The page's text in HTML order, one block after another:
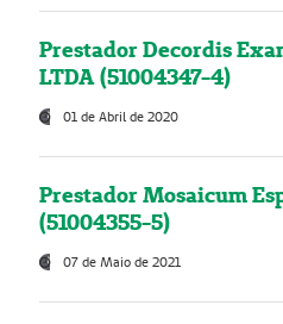
Prestador Decordis
LTDA (51004347-4)
01 de Abril de 2020
Prestador Mosaicum
(51004355-5)
07 de Maio de 2021